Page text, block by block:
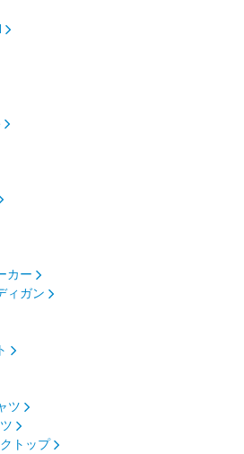
カー
ィガン
ツ
ツ
トップ